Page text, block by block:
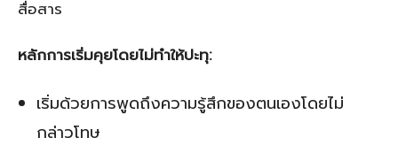
สื่อสาร
หลักการเริ่มคุยโดยไม่ทำให้ปะทุ:
เริ่มด้วยการพูดถึงความรู้สึกของตนเองโดยไม่
กล่าวโทษ